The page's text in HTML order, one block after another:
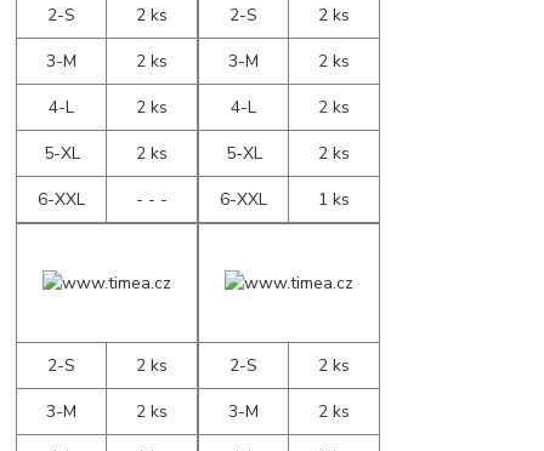
2-S
2 ks
3-M
2 ks
4-L
2 ks
5-XL
2 ks
6-XXL
- - -
2-S
2 ks
3-M
2 ks
4-L
2 ks
5-XL
2 ks
6-XXL
1 ks
2-S
2 ks
3-M
2 ks
2-S
2 ks
3-M
2 ks